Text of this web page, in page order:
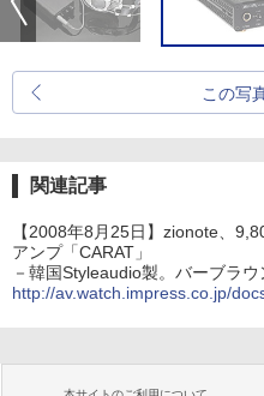
この写
関連記事
【2008年8月25日】zionote、
アンプ「CARAT」
－韓国Styleaudio製。バーブラ
http://av.watch.impress.co.jp/